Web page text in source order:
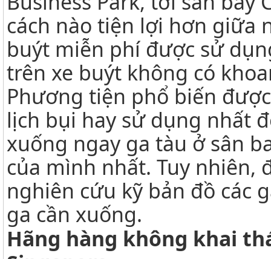
cách nào tiện lợi hơn giữa
buýt miễn phí được sử
trên xe buýt không có
Phương tiện phổ biến
lịch bụi hay sử dụng nhất
xuống ngay ga tàu ở sân
của mình nhất. Tuy nhiên,
nghiên cứu kỹ bản đồ các
ga cần xuống.
Hãng hàng không khai